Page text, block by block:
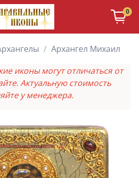
0
Архангел Михаил
иконы могут отличаться от
Актуальную стоимость
у менеджера.